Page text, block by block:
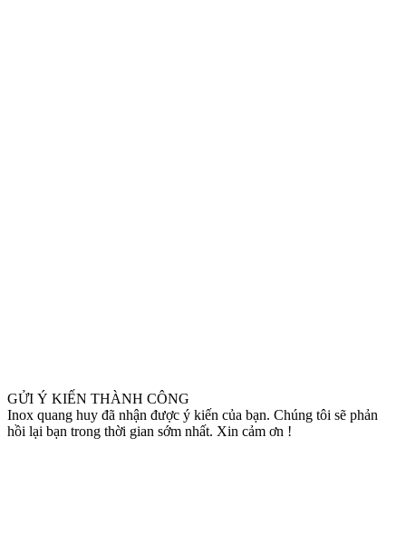
GỬI Ý KIẾN THÀNH CÔNG
Inox quang huy đã nhận được ý kiến của bạn. Chúng tôi sẽ phản
hồi lại bạn trong thời gian sớm nhất. Xin cảm ơn !